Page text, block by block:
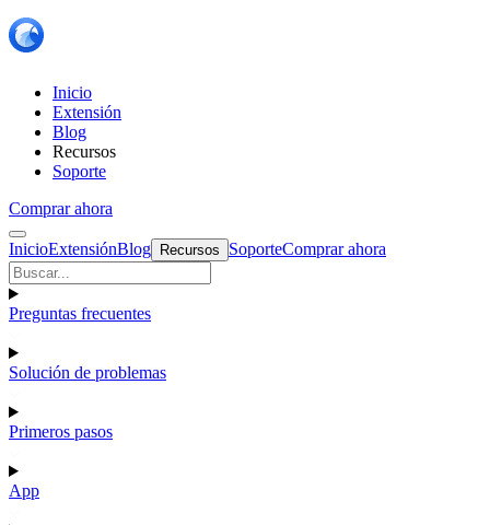
Inicio
Extensión
Blog
Recursos
Soporte
Comprar ahora
InicioExtensiónBlog Recursos SoporteComprar ahora
Preguntas frecuentes
Solución de problemas
Primeros pasos
App